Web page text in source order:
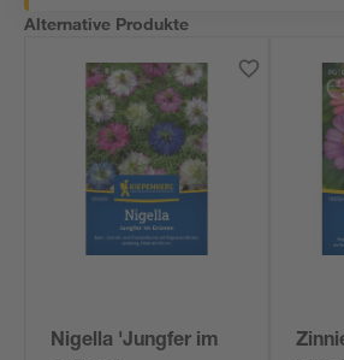
Alternative Produkte
Nigella 'Jungfer im